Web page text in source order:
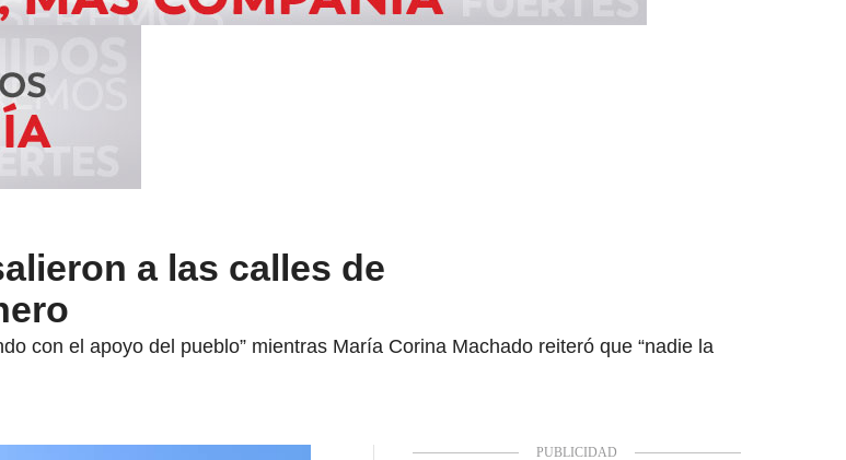
a las calles de
con el apoyo del pueblo” mientras María Corina Machado reiteró que “nadie la